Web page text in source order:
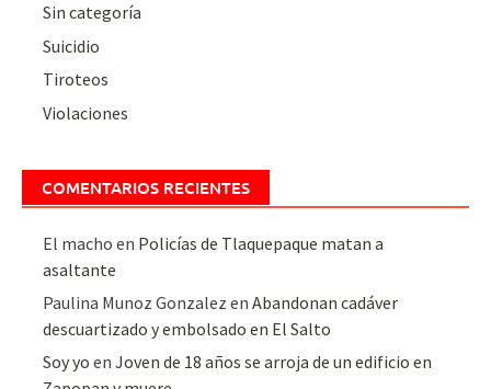
Sin categoría
Suicidio
Tiroteos
Violaciones
COMENTARIOS RECIENTES
El macho en Policías de Tlaquepaque matan a
asaltante
Paulina Munoz Gonzalez enAbandonan cadáver
descuartizado y embolsado en El Salto
Soy yo enJoven de 18 años se arroja de un edificio en